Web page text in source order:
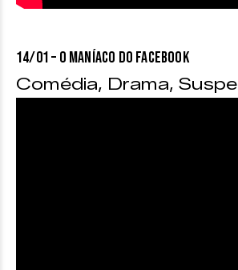
14/01 – O MANÍACO DO FACEBOOK
Comédia, Drama,